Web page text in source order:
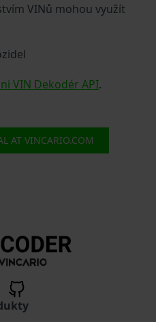
VINů mohou využít
VIN Dekodér API.
AT VINCARIO.COM